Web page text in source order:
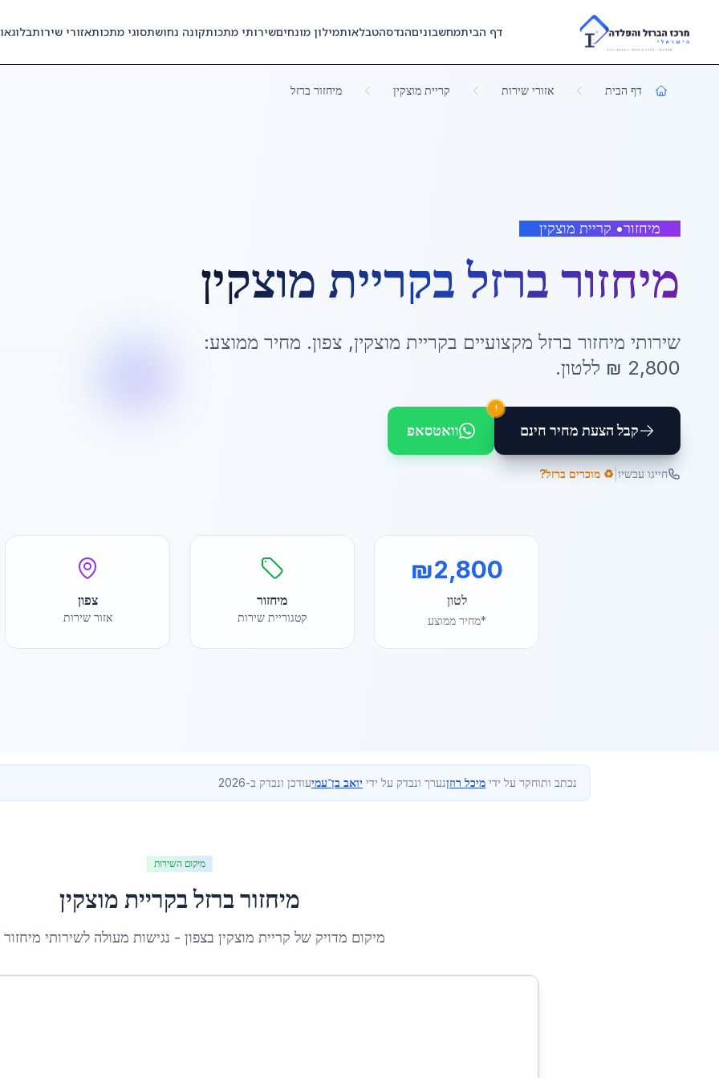
Skip to main content
דף הביתמחשבוניםהנדסהטבלאותמילון מונחיםשירותי מתכותקונה נחושתסוגי מתכותאזורי שירותבלוג
דף הבית אזורי שירות קריית מוצקין מיחזור ברזל
מיחזור• קריית מוצקין
מיחזור ברזלבקריית מוצקין
שירותי מיחזור ברזל מקצועיים בקריית מוצקין, צפון. מחיר ממוצע:
2,800 ₪ ללטון.
קבל הצעת מחיר חינם
!
וואטסאפ
חייגו עכשיו ♻️ מוכרים ברזל?
₪2,800
לטון
*מחיר ממוצע
מיחזור
קטגוריית שירות
צפון
אזור שירות
נכתב ותוחקר על ידי מיכל רוזןנערך ונבדק על ידי יואב בן־עמיעודכן ונבדק ב-2026
מיקום השירות
מיחזור ברזלבקריית מוצקין
מיקום מדויק של קריית מוצקין בצפון - נגישות מעולה לשירותי